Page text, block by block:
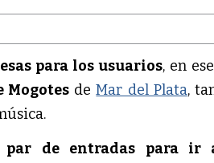
para los usuarios, en
MogotesdeMar del Plata,
par de entradas para ir